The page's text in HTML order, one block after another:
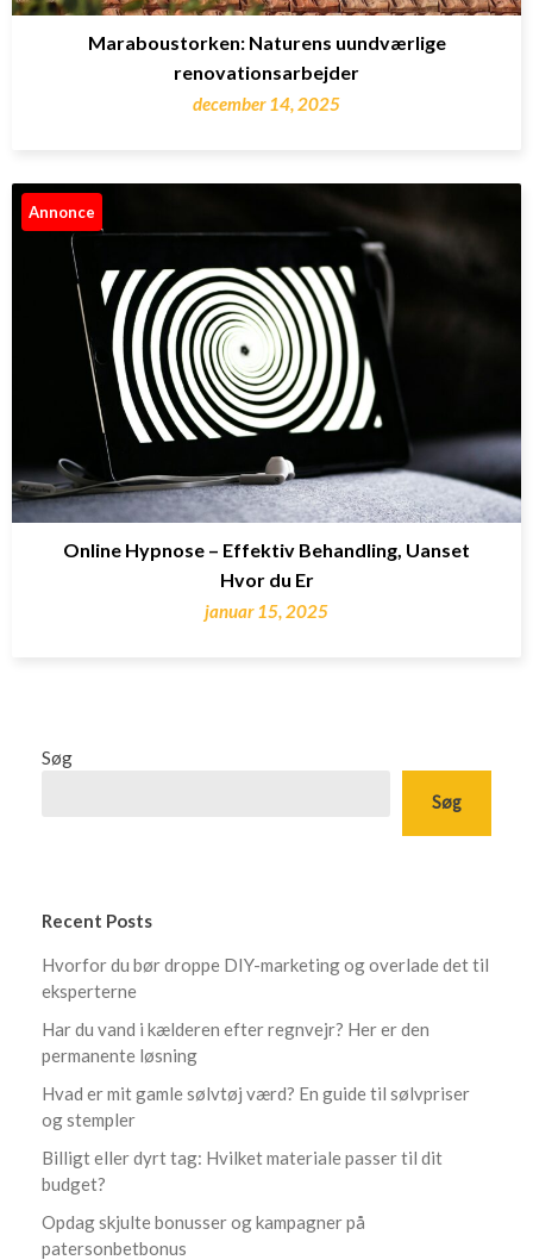
Maraboustorken: Naturens uundværlige
renovationsarbejder
december 14, 2025
Annonce
Online Hypnose – Effektiv Behandling, Uanset
Hvor du Er
januar 15, 2025
Søg
Søg
Recent Posts
Hvorfor du bør droppe DIY-marketing og overlade det til
eksperterne
Har du vand i kælderen efter regnvejr? Her er den
permanente løsning
Hvad er mit gamle sølvtøj værd? En guide til sølvpriser
og stempler
Billigt eller dyrt tag: Hvilket materiale passer til dit
budget?
Opdag skjulte bonusser og kampagner på
patersonbetbonus